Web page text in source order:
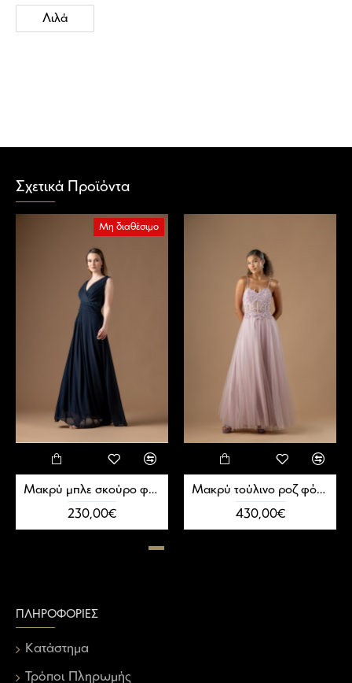
Λιλά
Σχετικά Προϊόντα
Μη διαθέσιμο
Μακρύ μπλε σκούρο φόρεμα κρουαζέ
230,00€
Μακρύ τούλινο ροζ φόρεμα με κορσέ και πέρλες
430,00€
ΠΛΗΡΟΦΟΡΊΕΣ
Κατάστημα
Τρόποι Πληρωμής